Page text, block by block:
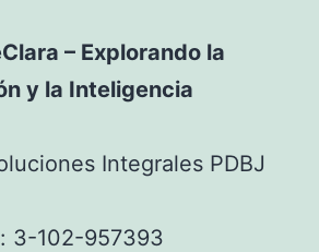
– Explorando la
y la Inteligencia
Integrales PDBJ
3-102-957393